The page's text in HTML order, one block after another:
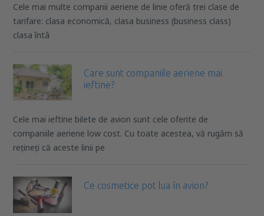
Cele mai multe companii aeriene de linie oferă trei clase de
tarifare: clasa economică, clasa business (business class)
clasa întâ
Care sunt companiile aeriene mai
ieftine?
Cele mai ieftine bilete de avion sunt cele oferite de
companiile aeriene low cost. Cu toate acestea, vă rugăm să
rețineți că aceste linii pe
Ce cosmetice pot lua în avion?